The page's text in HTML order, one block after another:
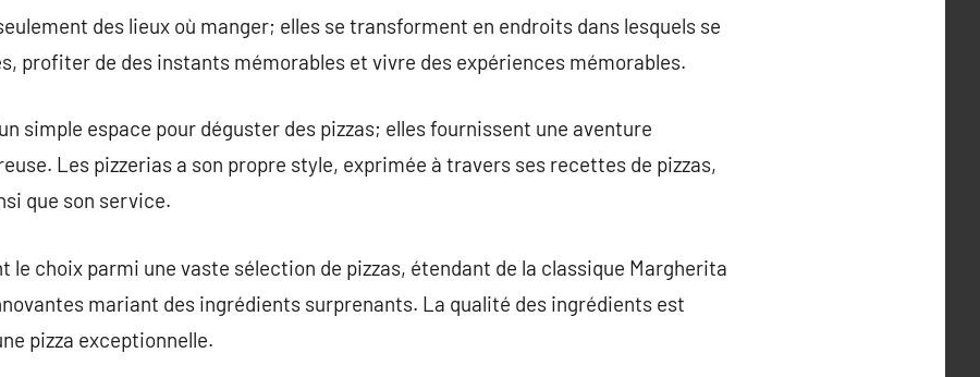
des lieux où manger; elles se transforment en endroits dans lesquels se
profiter de des instants mémorables et vivre des expériences mémorables.
simple espace pour déguster des pizzas; elles fournissent une aventure
Les pizzerias a son propre style, exprimée à travers ses recettes de pizzas,
que son service.
le choix parmi une vaste sélection de pizzas, étendant de la classique Margherita
mariant des ingrédients surprenants. La qualité des ingrédients est
pizza exceptionnelle.